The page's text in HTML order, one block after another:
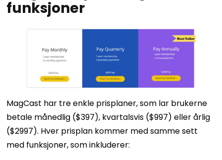
funksjoner
MagCast har tre enkle prisplaner, som lar brukerne
betale månedlig ($397), kvartalsvis ($997) eller årlig
($2997). Hver prisplan kommer med samme sett
med funksjoner, som inkluderer: